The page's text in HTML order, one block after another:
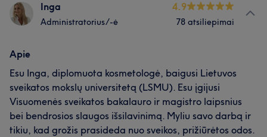
Inga
Administratorius/-ė
4.9
78 atsiliepimai
Apie
Esu Inga, diplomuota kosmetologė, baigusi Lietuvos
sveikatos mokslų universitetą (LSMU). Esu įgijusi
Visuomenės sveikatos bakalauro ir magistro laipsnius
bei bendrosios slaugos išsilavinimą. Myliu savo darbą ir
tikiu, kad grožis prasideda nuo sveikos, prižiūrėtos odos.